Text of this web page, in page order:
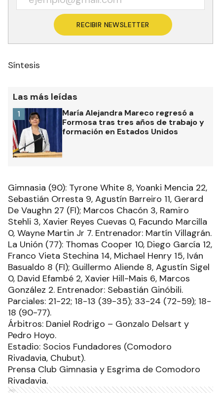
RECIBIR NEWSLETTER
Síntesis
Las más leídas
María Alejandra Mareco regresó a
Formosa tras tres años de trabajo y
formación en Estados Unidos
1
Gimnasia (90): Tyrone White 8, Yoanki Mencia 22,
Sebastián Orresta 9, Agustín Barreiro 11, Gerard
De Vaughn 27 (FI); Marcos Chacón 3, Ramiro
Stehli 3, Xavier Reyes Cuevas 0, Facundo Marcilla
0, Wayne Martin Jr 7. Entrenador: Martín Villagrán.
La Unión (77): Thomas Cooper 10, Diego García 12,
Franco Vieta Stechina 14, Michael Henry 15, Iván
Basualdo 8 (FI); Guillermo Aliende 8, Agustín Sigel
0, David Efambé 2, Xavier Hill-Mais 6, Marcos
González 2. Entrenador: Sebastián Ginóbili.
Parciales: 21-22; 18-13 (39-35); 33-24 (72-59); 18-
18 (90-77).
Árbitros: Daniel Rodrigo – Gonzalo Delsart y
Pedro Hoyo.
Estadio: Socios Fundadores (Comodoro
Rivadavia, Chubut).
Prensa Club Gimnasia y Esgrima de Comodoro
Rivadavia.
Ads